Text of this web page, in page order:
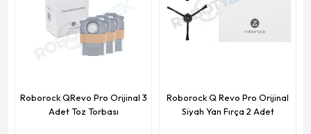
Roborock QRevo Pro Orijinal 3
Adet Toz Torbası
Roborock Q Revo Pro Orijinal
Siyah Yan Fırça 2 Adet